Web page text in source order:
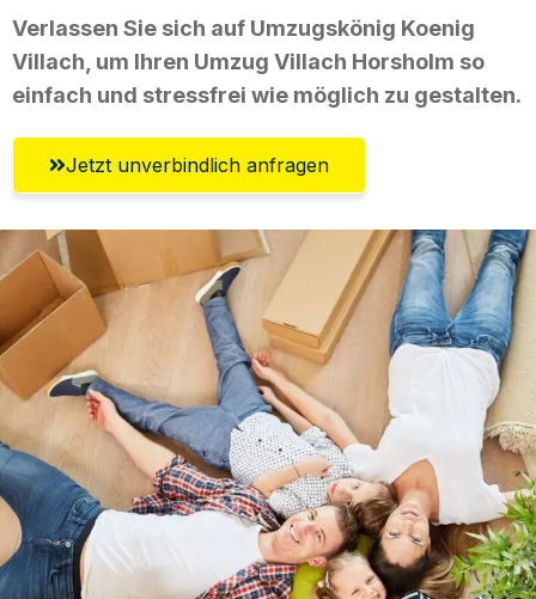
Verlassen Sie sich auf Umzugskönig Koenig
Villach, um Ihren Umzug Villach Horsholm so
einfach und stressfrei wie möglich zu gestalten.
Jetzt unverbindlich anfragen